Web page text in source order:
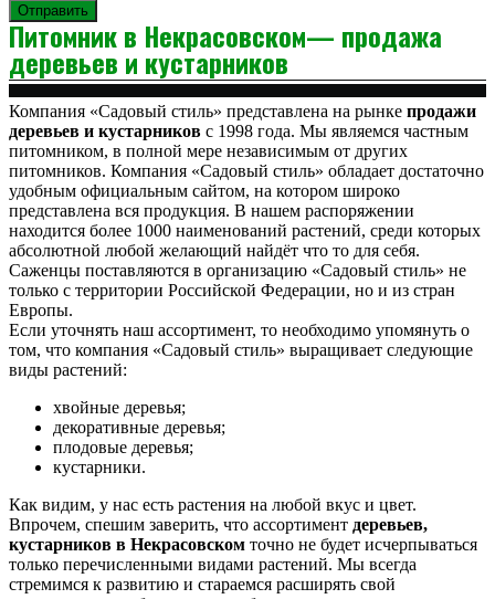
Отправить
Питомник в Некрасовском— продажа
деревьев и кустарников
Компания «Садовый стиль» представлена на рынке продажи
деревьев и кустарников с 1998 года. Мы являемся частным
питомником, в полной мере независимым от других
питомников. Компания «Садовый стиль» обладает достаточно
удобным официальным сайтом, на котором широко
представлена вся продукция. В нашем распоряжении
находится более 1000 наименований растений, среди которых
абсолютной любой желающий найдёт что то для себя.
Саженцы поставляются в организацию «Садовый стиль» не
только с территории Российской Федерации, но и из стран
Европы.
Если уточнять наш ассортимент, то необходимо упомянуть о
том, что компания «Садовый стиль» выращивает следующие
виды растений:
хвойные деревья;
декоративные деревья;
плодовые деревья;
кустарники.
Как видим, у нас есть растения на любой вкус и цвет.
Впрочем, спешим заверить, что ассортимент деревьев,
кустарников в Некрасовском точно не будет исчерпываться
только перечисленными видами растений. Мы всегда
стремимся к развитию и стараемся расширять свой